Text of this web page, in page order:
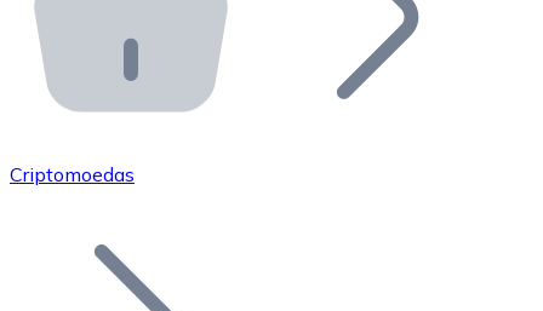
API Bitnovo
Integre nossa API no seu ecossistema.
Junte-se à nossa rede de revendedores e comercialize
Adicione o token do seu projeto ao nosso serviço de
Criptomoedas